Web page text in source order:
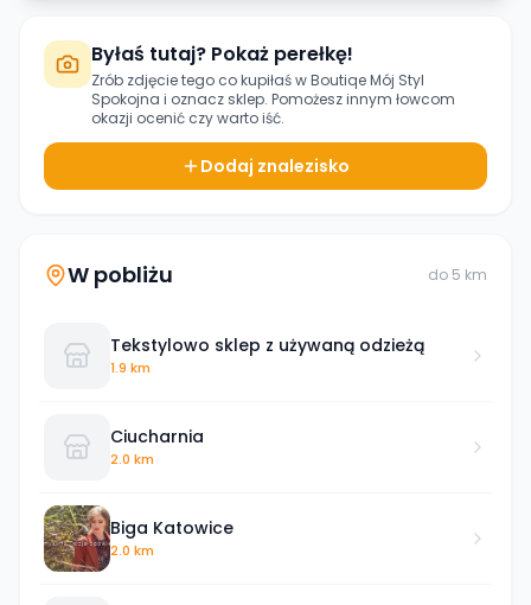
Byłaś tutaj? Pokaż perełkę!
Zrób zdjęcie tego co kupiłaś wBoutiqe Mój Styl
Spokojna i oznacz sklep. Pomożesz innym łowcom
okazji ocenić czy warto iść.
Dodaj znalezisko
W pobliżu do 5 km
Tekstylowo sklep z używaną odzieżą
1.9 km
Ciucharnia
2.0 km
Biga Katowice
2.0 km